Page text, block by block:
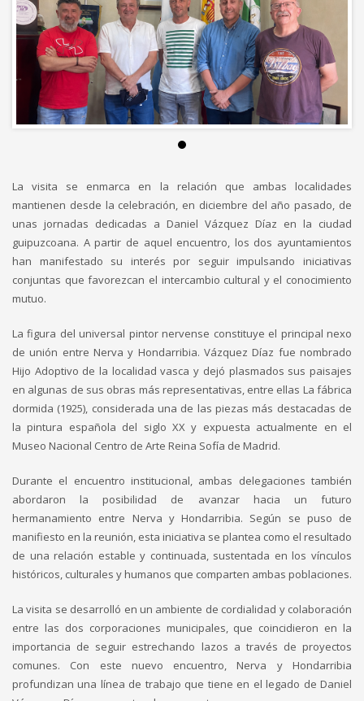
La visita se enmarca en la relación que ambas localidades
mantienen desde la celebración, en diciembre del año pasado, de
unas jornadas dedicadas a Daniel Vázquez Díaz en la ciudad
guipuzcoana. A partir de aquel encuentro, los dos ayuntamientos
han manifestado su interés por seguir impulsando iniciativas
conjuntas que favorezcan el intercambio cultural y el conocimiento
mutuo.
La figura del universal pintor nervense constituye el principal nexo
de unión entre Nerva y Hondarribia. Vázquez Díaz fue nombrado
Hijo Adoptivo de la localidad vasca y dejó plasmados sus paisajes
en algunas de sus obras más representativas, entre ellas La fábrica
dormida (1925), considerada una de las piezas más destacadas de
la pintura española del siglo XX y expuesta actualmente en el
Museo Nacional Centro de Arte Reina Sofía de Madrid.
Durante el encuentro institucional, ambas delegaciones también
abordaron la posibilidad de avanzar hacia un futuro
hermanamiento entre Nerva y Hondarribia. Según se puso de
manifiesto en la reunión, esta iniciativa se plantea como el resultado
de una relación estable y continuada, sustentada en los vínculos
históricos, culturales y humanos que comparten ambas poblaciones.
La visita se desarrolló en un ambiente de cordialidad y colaboración
entre las dos corporaciones municipales, que coincidieron en la
importancia de seguir estrechando lazos a través de proyectos
comunes. Con este nuevo encuentro, Nerva y Hondarribia
profundizan una línea de trabajo que tiene en el legado de Daniel